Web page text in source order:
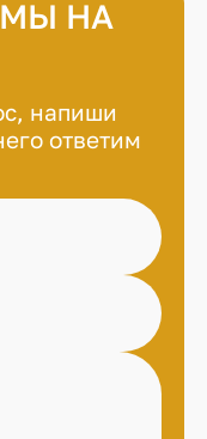
НА
напиши
ответим